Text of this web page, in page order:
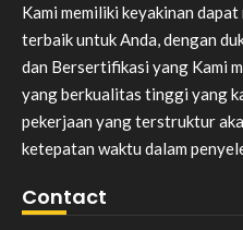
Kami memiliki keyakinan
terbaik untuk Anda, dengan
dan Bersertifikasi yang Kami
yang berkualitas tinggi yang
pekerjaan yang terstruktur
ketepatan waktu dalam
Contact